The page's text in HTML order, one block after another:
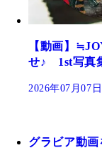
【動画】
せ♪ 1st写真
2026年07月07
グラビア動